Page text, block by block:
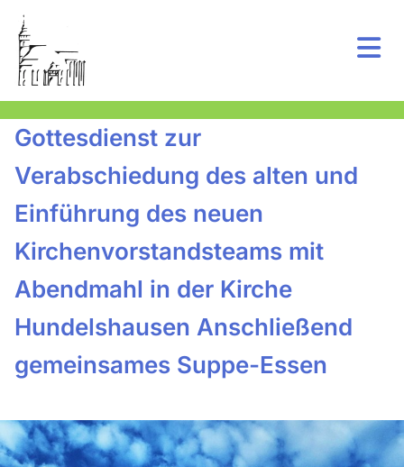
Gottesdienst zur
Verabschiedung des alten und
Einführung des neuen
Kirchenvorstandsteams mit
Abendmahl in der Kirche
Hundelshausen Anschließend
gemeinsames Suppe-Essen